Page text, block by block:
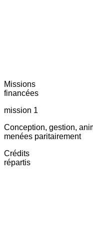
Missions
financées
mission 1
Conception, gestion,
menées paritairement
Crédits
répartis